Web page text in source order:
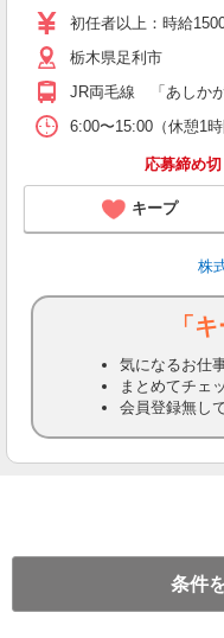
初任者以上：時給
栃木県足利市
JR両毛線 「あしか
6:00〜15:00（休憩1
応募締め
キープ
株
「
気になるお仕
まとめてチェ
会員登録無し
条件